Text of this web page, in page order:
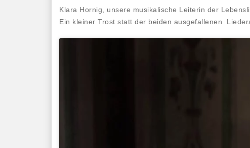
Klara Hornig, unsere musikalische Leiterin der
Ein kleiner Trost statt der beiden ausgefallenen